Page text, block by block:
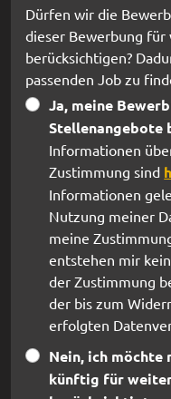
Dürfen wir die
dieser Bewerbung
berücksichtigen?
passenden Job zu
Ja, meine
Stellenangebote
Informationen
Zustimmung sind
Informationen
Nutzung meiner
meine
entstehen mir
der Zustimmung
der bis zum
erfolgten
Nein, ich möchte
künftig für